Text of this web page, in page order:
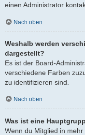
einen Administrator
Nach oben
Weshalb werden
dargestellt?
Es ist der Board-
verschiedene Farben
zu identifizieren sind.
Nach oben
Was ist eine
Wenn du Mitglied in